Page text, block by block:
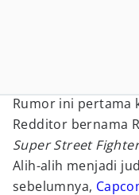
Rumor ini pertama
Redditor bernama
Super Street
Alih-alih menjadi
sebelumnya,